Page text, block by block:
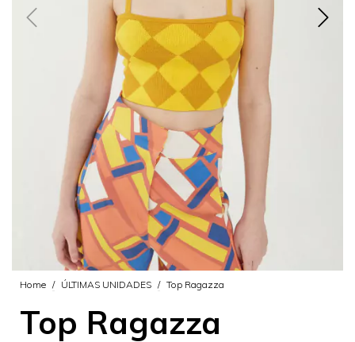
Home / ÚLTIMAS UNIDADES / Top Ragazza
Top Ragazza